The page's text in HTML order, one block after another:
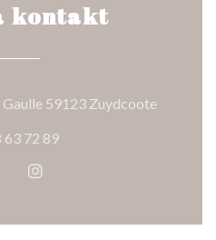
kontakt
Gaulle 59123 Zuydcoote((otevře
63 72 89
((otevře se v novém
Instagram ((otevře se v